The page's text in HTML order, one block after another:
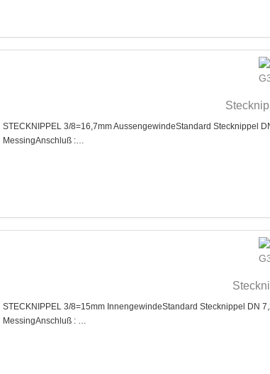
STECKNIPPEL 3/8=16,7mm AussengewindeStandard Stecknippel
MessingAnschluß :…
STECKNIPPEL 3/8=15mm InnengewindeStandard Stecknippel DN
MessingAnschluß : …